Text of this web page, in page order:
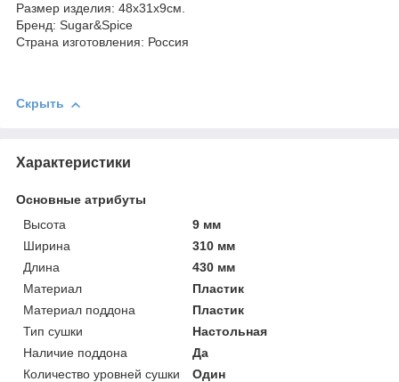
Размер изделия: 48х31х9см.
Бренд: Sugar&Spice
Страна изготовления: Россия
Скрыть
Характеристики
Основные атрибуты
Высота
9 мм
Ширина
310 мм
Длина
430 мм
Материал
Пластик
Материал поддона
Пластик
Тип сушки
Настольная
Наличие поддона
Да
Количество уровней сушки
Один